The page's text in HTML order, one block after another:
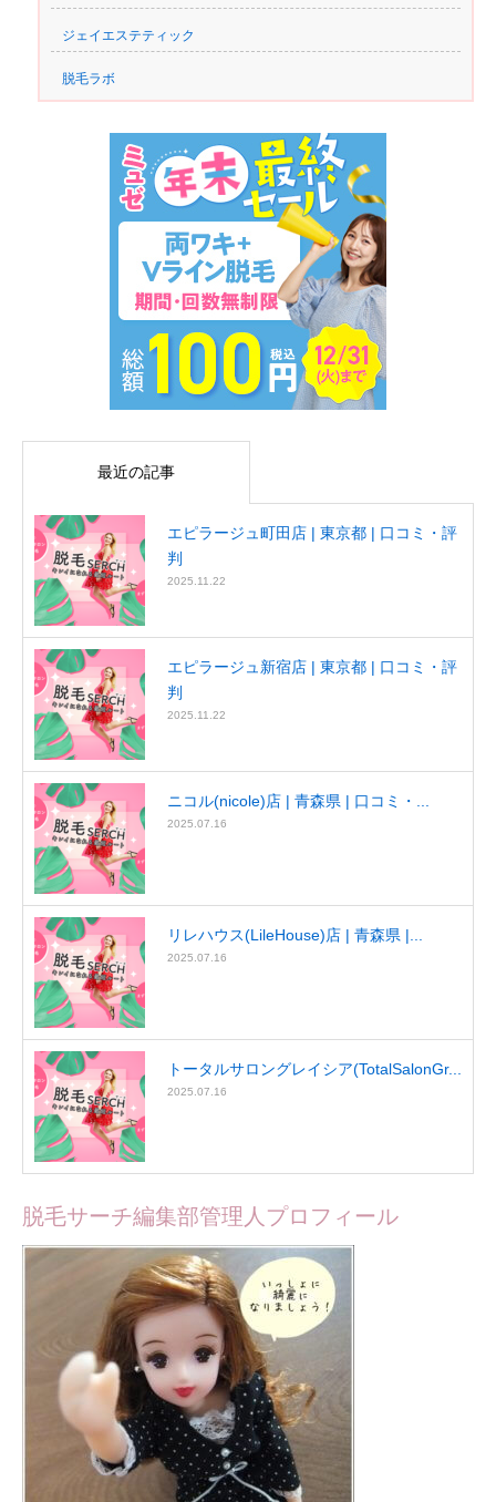
ジェイエステティック
脱毛ラボ
最近の記事
エピラージュ町田店 | 東京都 | 口コミ・評
判
2025.11.22
エピラージュ新宿店 | 東京都 | 口コミ・評
判
2025.11.22
ニコル(nicole)店 | 青森県 | 口コミ・...
2025.07.16
リレハウス(LileHouse)店 | 青森県 |...
2025.07.16
トータルサロングレイシア(TotalSalonGr...
2025.07.16
脱毛サーチ編集部管理人プロフィール